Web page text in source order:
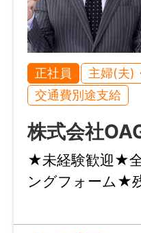
正社員 主婦(夫)
交通費別途支給
株式会社
★未経験歓迎★
ングフォーム★